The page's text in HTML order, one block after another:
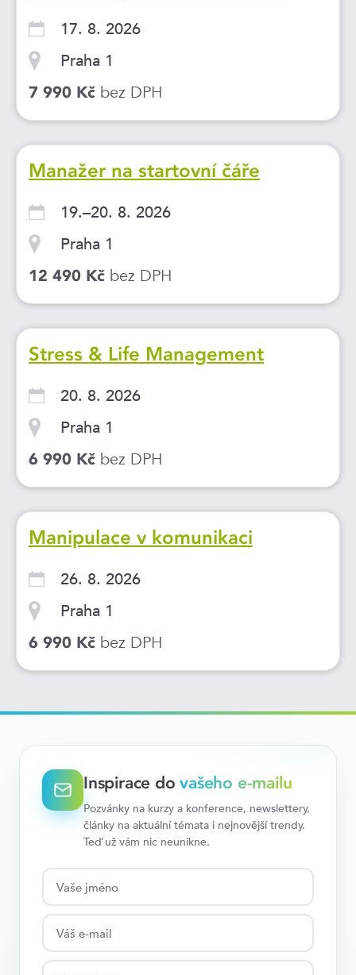
17. 8. 2026
Praha 1
7 990 Kč bez DPH
Manažer na startovní čáře
19.–20. 8. 2026
Praha 1
12 490 Kč bez DPH
Stress & Life Management
20. 8. 2026
Praha 1
6 990 Kč bez DPH
Manipulace v komunikaci
26. 8. 2026
Praha 1
6 990 Kč bez DPH
Inspirace dovašeho e-mailu
Pozvánky na kurzy a konference, newslettery,
články na aktuální témata i nejnovější trendy.
Teď už vám nic neunikne.